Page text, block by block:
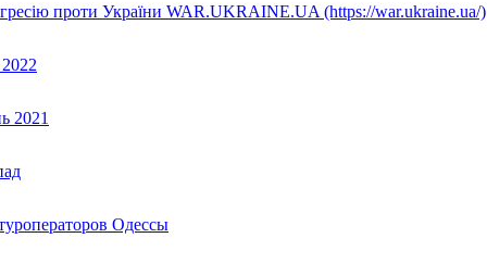
проти України WAR.UKRAINE.UA (https://war.ukraine.ua/)
2021
Одессы